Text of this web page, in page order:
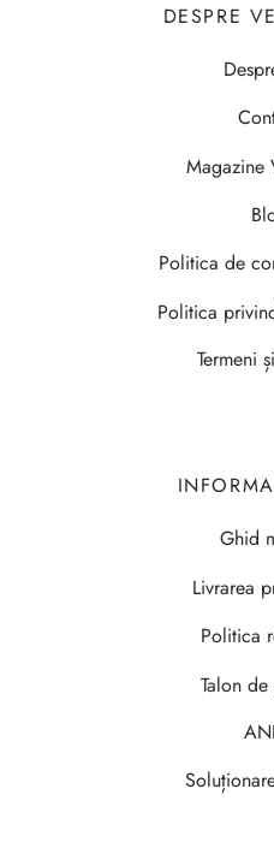
DESPRE
Magazine
Politica de
Politica
Termeni
Ghid
Livrarea
Politica
Talon